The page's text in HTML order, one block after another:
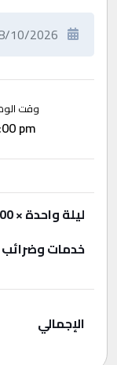
وقت
pm
ليلة واحدة× 300 ر.س
خدمات وضرائب
الإجمالي